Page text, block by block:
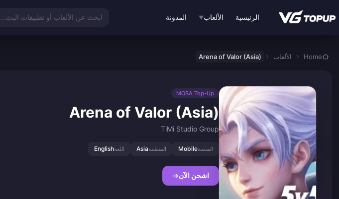
الرئيسية الألعاب▼ المدونة ابحث عن الألعاب أو تطبيقات البث...
Home الألعاب Arena of Valor (Asia)
MOBA Top-Up
Arena of Valor (Asia)
TiMi Studio Group
المنصةMobile المنطقةAsia اللغةEnglish
اشحن الآن→